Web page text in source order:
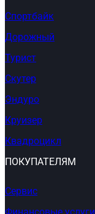
Спортбайк
Дорожный
Турист
Скутер
Эндуро
Круизер
Квадроцикл
ПОКУПАТЕЛЯМ
Сервис